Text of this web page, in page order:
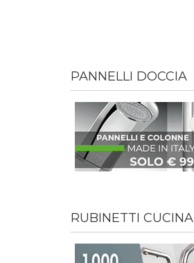
PANNELLI DOCCIA
RUBINETTI CUCINA